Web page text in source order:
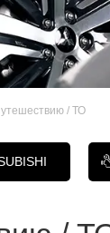
/ ТО